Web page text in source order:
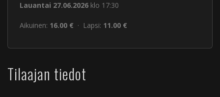
Lauantai 27.06.2026 klo 17:30
Aikuinen: 16.00 € · Lapsi: 11.00 €
Tilaajan tiedot